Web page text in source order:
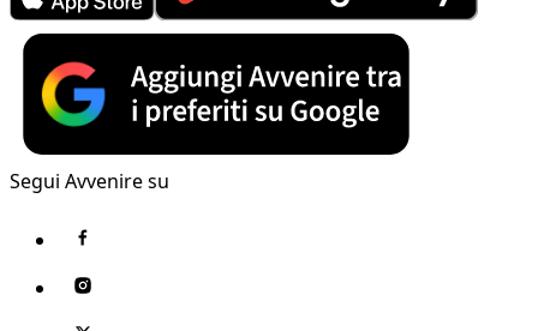
Segui Avvenire su